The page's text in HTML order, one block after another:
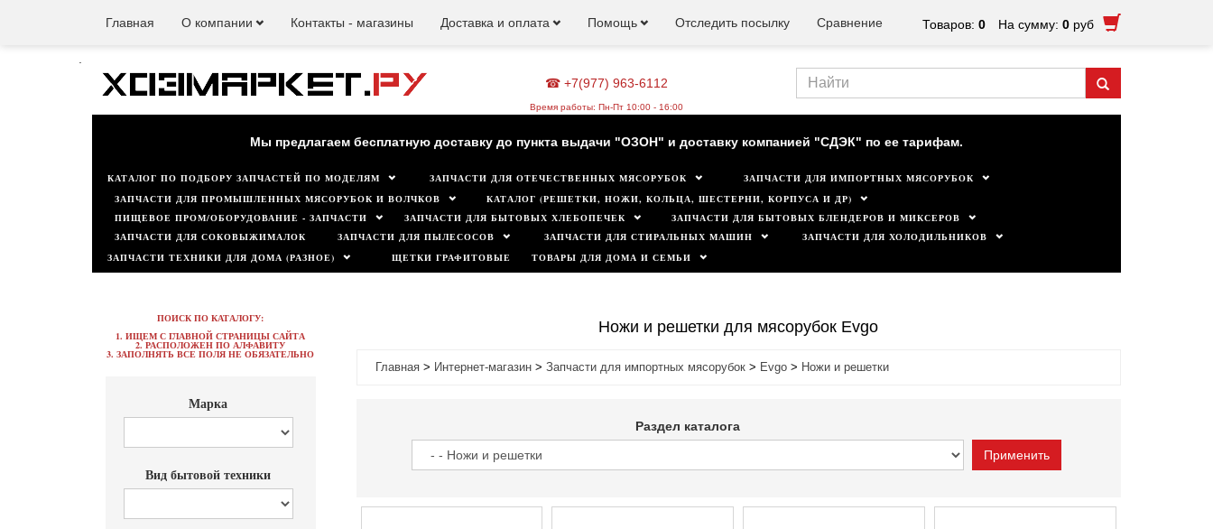
Товаров: 0 На сумму: 0 руб
Главная О компании Контакты - магазины Доставка и оплата Помощь Отследить посылку Сравнение
☎ +7(977) 963-6112
Время работы: Пн-Пт 10:00 - 16:00
Наш магазин работает для вас в обычном режиме. Все цены на сайте актуальны.
Мы предлагаем бесплатную доставку до пункта выдачи "ОЗОН" и доставку компанией "СДЭК" по ее тарифам.
Минимальная сумма заказа 500 руб.
КАТАЛОГ ПО ПОДБОРУ ЗАПЧАСТЕЙ ПО МОДЕЛЯМ ЗАПЧАСТИ ДЛЯ ОТЕЧЕСТВЕННЫХ МЯСОРУБОК
ЗАПЧАСТИ ДЛЯ ИМПОРТНЫХ МЯСОРУБОК
ЗАПЧАСТИ ДЛЯ ПРОМЫШЛЕННЫХ МЯСОРУБОК И ВОЛЧКОВ
КАТАЛОГ (РЕШЕТКИ, НОЖИ, КОЛЬЦА, ШЕСТЕРНИ, КОРПУСА И ДР)
ПИЩЕВОЕ ПРОМ/ОБОРУДОВАНИЕ - ЗАПЧАСТИ
ЗАПЧАСТИ ДЛЯ БЫТОВЫХ ХЛЕБОПЕЧЕК
ЗАПЧАСТИ ДЛЯ БЫТОВЫХ БЛЕНДЕРОВ И МИКСЕРОВ
ЗАПЧАСТИ ДЛЯ СОКОВЫЖИМАЛОК
ЗАПЧАСТИ ДЛЯ ПЫЛЕСОСОВ ЗАПЧАСТИ ДЛЯ СТИРАЛЬНЫХ МАШИН
ЗАПЧАСТИ ДЛЯ ХОЛОДИЛЬНИКОВ
ЗАПЧАСТИ ТЕХНИКИ ДЛЯ ДОМА (РАЗНОЕ)
ЩЕТКИ ГРАФИТОВЫЕ ТОВАРЫ ДЛЯ ДОМА И СЕМЬИ
Ножи и решетки для мясорубок Evgo
Главная> Интернет-магазин> Запчасти для импортных мясорубок> Evgo> Ножи и решетки
Раздел каталога
ПОИСК ПО КАТАЛОГУ:
1. ИЩЕМ С ГЛАВНОЙ СТРАНИЦЫ САЙТА
2. РАСПОЛОЖЕН ПО АЛФАВИТУ
3. ЗАПОЛНЯТЬ ВСЕ ПОЛЯ НЕ ОБЯЗАТЕЛЬНО
Марка
Вид бытовой техники